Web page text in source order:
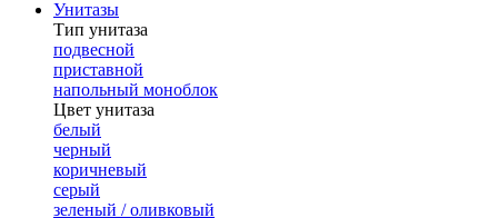
Унитазы
Тип унитаза
подвесной
приставной
напольный моноблок
Цвет унитаза
белый
черный
коричневый
серый
зеленый / оливковый